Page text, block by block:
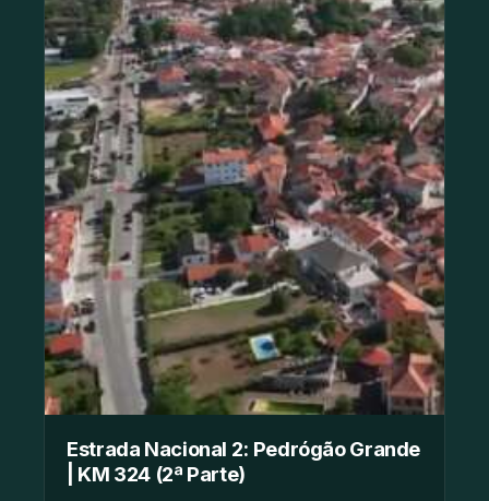
Estrada Nacional 2: Pedrógão Grande
| KM 324 (2ª Parte)